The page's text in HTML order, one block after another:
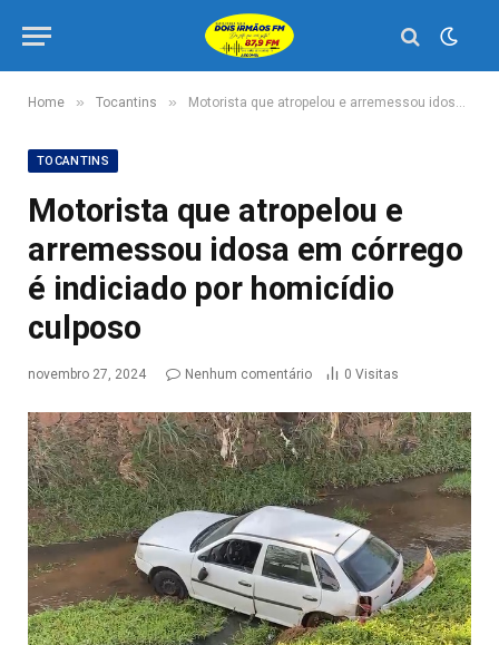
Home » Tocantins » Motorista que atropelou e arremessou idosa em córrego é indiciado por homicídio culposo
TOCANTINS
Motorista que atropelou e
arremessou idosa em córrego
é indiciado por homicídio
culposo
novembro 27, 2024 Nenhum comentário 0 Visitas